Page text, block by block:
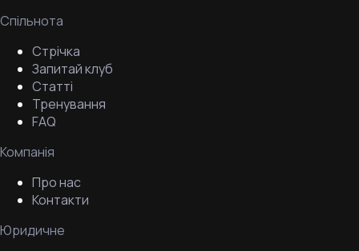
Спільнота
Стрічка
Запитай клуб
Статті
Тренування
FAQ
Компанія
Про нас
Контакти
Юридичне